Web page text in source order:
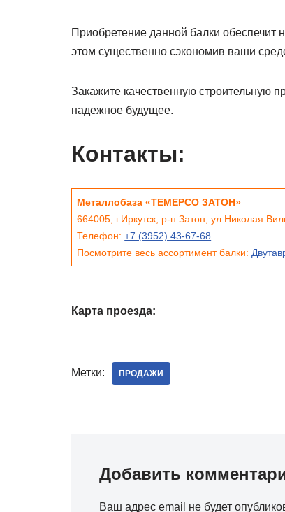
Приобретение данной балки обеспечит
этом существенно сэкономив ваши
Закажите качественную строительную
надежное будущее.
Контакты:
Металлобаза «ТЕМЕРСО ЗАТОН»
664005, г.Иркутск, р-н Затон, ул.Николая
Телефон:+7 (3952) 43-67-68
Посмотрите весь ассортимент балки:
Карта проезда:
Метки: ПРОДАЖИ
Добавить
Ваш адрес email не будет